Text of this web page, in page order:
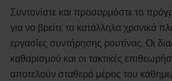
Συντονίστε και προσαρμόστε το
για να βρείτε τα κατάλληλα χρονικά
εργασίες συντήρησης ρουτίνας. Οι
καθαρισμού και οι τακτικές
αποτελούν σταθερό μέρος του